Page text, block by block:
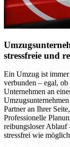
stressfreie und
Ein Umzug ist
verbunden – egal,
Unternehmen an
Partner an Ihrer
Professionelle
reibungsloser Ablauf
stressfrei wie